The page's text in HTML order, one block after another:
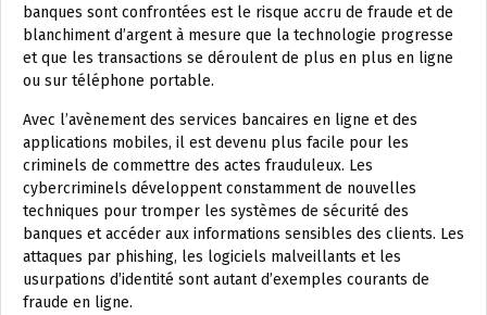
banques sont confrontées est le risque accru de fraude et de
blanchiment d’argent à mesure que la technologie progresse
et que les transactions se déroulent de plus en plus en ligne
ou sur téléphone portable.
Avec l’avènement des services bancaires en ligne et des
applications mobiles, il est devenu plus facile pour les
criminels de commettre des actes frauduleux. Les
cybercriminels développent constamment de nouvelles
techniques pour tromper les systèmes de sécurité des
banques et accéder aux informations sensibles des clients. Les
attaques par phishing, les logiciels malveillants et les
usurpations d’identité sont autant d’exemples courants de
fraude en ligne.